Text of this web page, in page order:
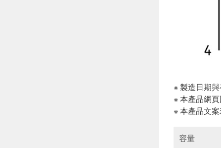
※ 製造日期
※ 本產品網
※ 本產品文
容量